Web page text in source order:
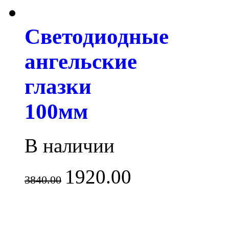
Светодиодные
ангельские
глазки
100мм
В наличии
3840.00 1920.00